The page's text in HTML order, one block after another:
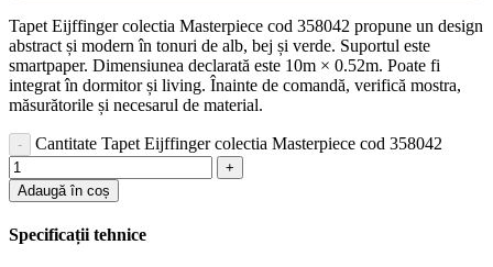
Tapet Eijffinger colectia Masterpiece cod 358042 propune un design
abstract și modern în tonuri de alb, bej și verde. Suportul este
smartpaper. Dimensiunea declarată este 10m × 0.52m. Poate fi
integrat în dormitor și living. Înainte de comandă, verifică mostra,
măsurătorile și necesarul de material.
Cantitate Tapet Eijffinger colectia Masterpiece cod 358042
Adaugă în coș
Specificații tehnice